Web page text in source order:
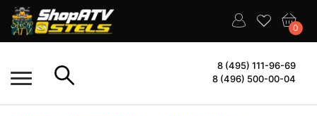
0
8 (495) 111-96-69
8 (496) 500-00-04